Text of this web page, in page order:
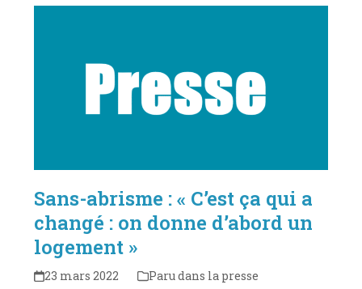
Sans-abrisme : « C’est ça qui a
changé : on donne d’abord un
logement »
23 mars 2022 Paru dans la presse